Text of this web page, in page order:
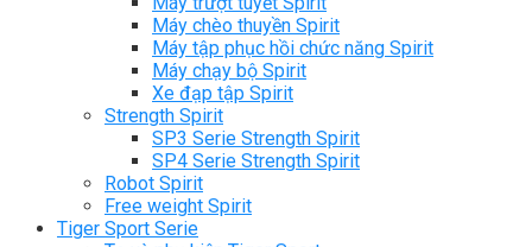
Máy chèo thuyền Spirit
Máy tập phục hồi chức năng Spirit
Máy chạy bộ Spirit
Xe đạp tập Spirit
Strength Spirit
SP3 Serie Strength Spirit
SP4 Serie Strength Spirit
Robot Spirit
Free weight Spirit
Tiger Sport Serie